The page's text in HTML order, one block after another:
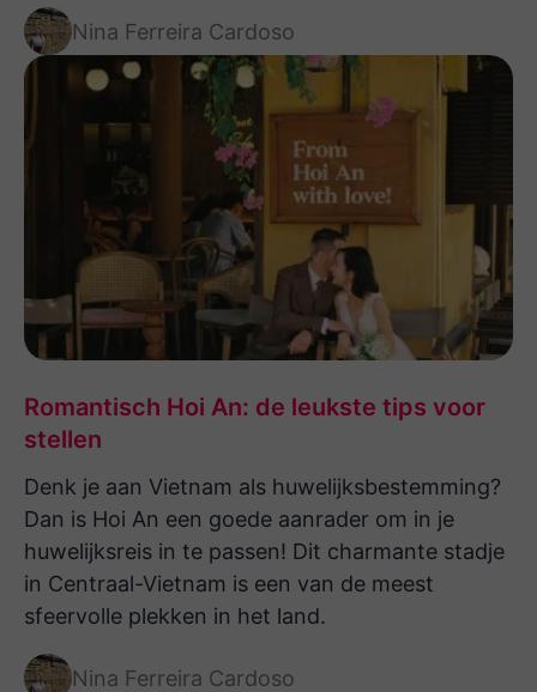
Nina Ferreira Cardoso
Romantisch Hoi An: de leukste tips voor
stellen
Denk je aan Vietnam als huwelijksbestemming?
Dan is Hoi An een goede aanrader om in je
huwelijksreis in te passen! Dit charmante stadje
in Centraal-Vietnam is een van de meest
sfeervolle plekken in het land.
Nina Ferreira Cardoso